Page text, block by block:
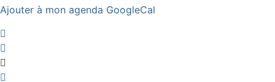
Ajouter à mon agenda GoogleCal